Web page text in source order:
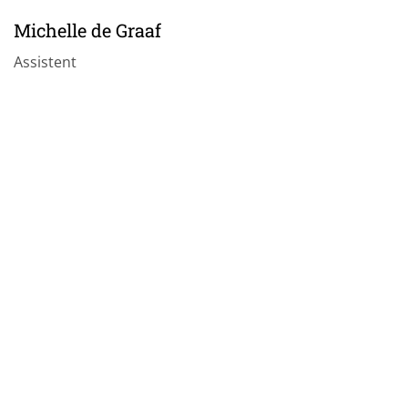
Michelle de Graaf
Assistent